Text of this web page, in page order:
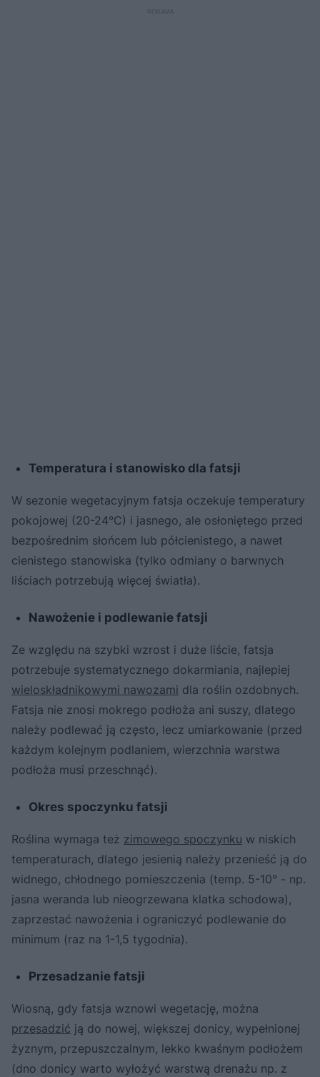
Temperatura i stanowisko dla fatsji
W sezonie wegetacyjnym fatsja oczekuje temperatury
pokojowej (20-24°C) i jasnego, ale osłoniętego przed
bezpośrednim słońcem lub półcienistego, a nawet
cienistego stanowiska (tylko odmiany o barwnych
liściach potrzebują więcej światła).
Nawożenie i podlewanie fatsji
Ze względu na szybki wzrost i duże liście, fatsja
potrzebuje systematycznego dokarmiania, najlepiej
wieloskładnikowymi nawozami dla roślin ozdobnych.
Fatsja nie znosi mokrego podłoża ani suszy, dlatego
należy podlewać ją często, lecz umiarkowanie (przed
każdym kolejnym podlaniem, wierzchnia warstwa
podłoża musi przeschnąć).
Okres spoczynku fatsji
Roślina wymaga też zimowego spoczynku w niskich
temperaturach, dlatego jesienią należy przenieść ją do
widnego, chłodnego pomieszczenia (temp. 5-10° - np.
jasna weranda lub nieogrzewana klatka schodowa),
zaprzestać nawożenia i ograniczyć podlewanie do
minimum (raz na 1-1,5 tygodnia).
Przesadzanie fatsji
Wiosną, gdy fatsja wznowi wegetację, można
przesadzić ją do nowej, większej donicy, wypełnionej
żyznym, przepuszczalnym, lekko kwaśnym podłożem
(dno donicy warto wyłożyć warstwą drenażu np. z